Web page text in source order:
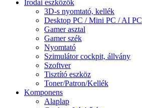
Irodai eszközök
3D-s nyomtató, kellék
Desktop PC / Mini PC / AI PC
Gamer asztal
Gamer szék
Nyomtató
Szimulátor cockpit, állvány
Szoftver
Tisztító eszköz
Toner/Patron/Kellék
Komponens
Alaplap